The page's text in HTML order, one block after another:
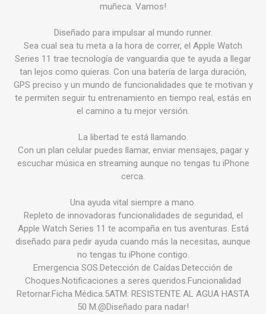
muñeca. Vamos!
Diseñado para impulsar al mundo runner.
Sea cual sea tu meta a la hora de correr, el Apple Watch
Series 11 trae tecnología de vanguardia que te ayuda a llegar
tan lejos como quieras. Con una batería de larga duración,
GPS preciso y un mundo de funcionalidades que te motivan y
te permiten seguir tu entrenamiento en tiempo real, estás en
el camino a tu mejor versión.
La libertad te está llamando.
Con un plan celular puedes llamar, enviar mensajes, pagar y
escuchar música en streaming aunque no tengas tu iPhone
cerca.
Una ayuda vital siempre a mano.
Repleto de innovadoras funcionalidades de seguridad, el
Apple Watch Series 11 te acompaña en tus aventuras. Está
diseñado para pedir ayuda cuando más la necesitas, aunque
no tengas tu iPhone contigo.
Emergencia SOS.Detección de Caídas.Detección de
Choques.Notificaciones a seres queridos.Funcionalidad
Retornar.Ficha Médica.5ATM: RESISTENTE AL AGUA HASTA
50 M.@Diseñado para nadar!